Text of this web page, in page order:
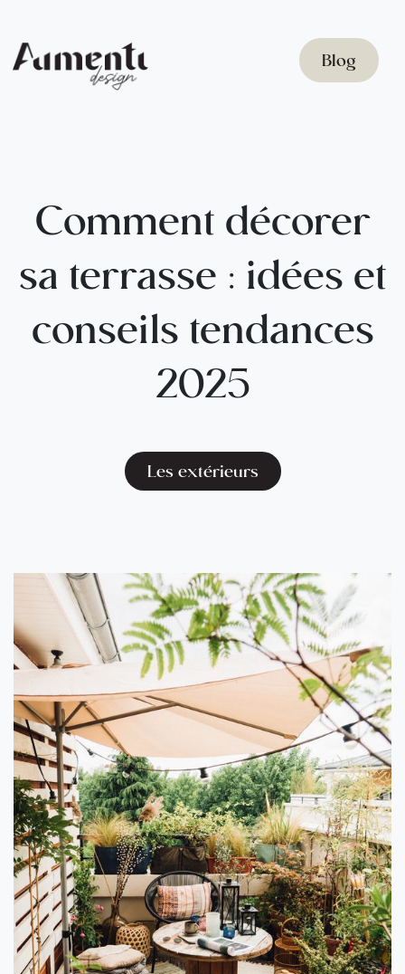
Blog
Comment décorer
sa terrasse : idées et
conseils tendances
2025
Les extérieurs